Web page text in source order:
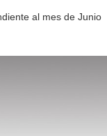
al mes de Junio